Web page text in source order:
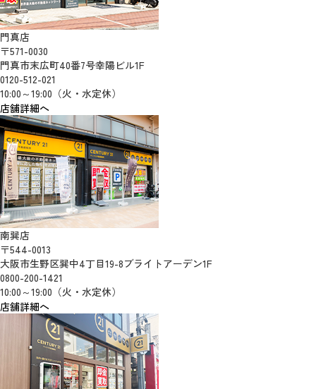
門真店
〒571-0030
門真市末広町40番7号幸陽ビル1F
0120-512-021
10:00～19:00（火・水定休）
店舗詳細へ
南巽店
〒544-0013
大阪市生野区巽中4丁目19-8ブライトアーデン1F
0800-200-1421
10:00～19:00（火・水定休）
店舗詳細へ